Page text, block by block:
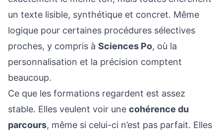
un texte lisible, synthétique et concret. Même
logique pour certaines procédures sélectives
proches, y compris à Sciences Po, où la
personnalisation et la précision comptent
beaucoup.
Ce que les formations regardent est assez
stable. Elles veulent voir une cohérence du
parcours, même si celui-ci n’est pas parfait. Elles